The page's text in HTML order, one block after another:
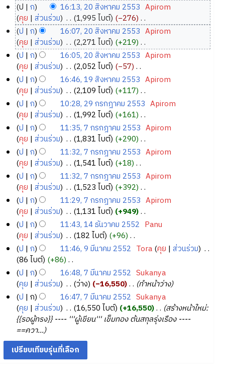
0
ง
า
ม
5
5
3
ป ก 16:13, 20 สิงหาคม 2553 Apirom
คุย ส่วนร่วม ‎ 1,995 ไบต์ −276 ‎
ไ
ม่
มี
ค
ว
า
ม
ย่
อ
ก
า
ร
แ
ก้
ไ
ข
ป ก 16:07, 20 สิงหาคม 2553 Apirom
คุย ส่วนร่วม ‎ 2,271 ไบต์ +219 ‎
ไ
ม่
มี
ค
ว
า
ม
ย่
อ
ก
า
ร
แ
ก้
ไ
ข
ป ก 16:05, 20 สิงหาคม 2553 Apirom
คุย ส่วนร่วม ‎ 2,052 ไบต์ −57 ‎
ไ
ม่
มี
ค
ว
า
ม
ย่
อ
ก
า
ร
แ
ก้
ไ
ข
9
ง
า
ม
5
5
3
ป ก 16:46, 19 สิงหาคม 2553 Apirom
คุย ส่วนร่วม ‎ 2,109 ไบต์ +117 ‎
ไ
ม่
มี
ค
ว
า
ม
ย่
อ
ก
า
ร
แ
ก้
ไ
ข
9
ร
ฎ
ค
2
5
5
3
ป ก 10:28, 29 กรกฎาคม 2553 Apirom
คุย ส่วนร่วม ‎ 1,992 ไบต์ +161 ‎
ไ
ม่
มี
ค
ว
า
ม
ย่
อ
ก
า
ร
แ
ก้
ไ
ข
ก
ก
า
ม
5
5
3
ป ก 11:35, 7 กรกฎาคม 2553 Apirom
คุย ส่วนร่วม ‎ 1,831 ไบต์ +290 ‎
ไ
ม่
มี
ค
ว
า
ม
ย่
อ
ก
า
ร
แ
ก้
ไ
ข
ป ก 11:32, 7 กรกฎาคม 2553 Apirom
คุย ส่วนร่วม ‎ 1,541 ไบต์ +18 ‎
ไ
ม่
มี
ค
ว
า
ม
ย่
อ
ก
า
ร
แ
ก้
ไ
ข
ป ก 11:32, 7 กรกฎาคม 2553 Apirom
คุย ส่วนร่วม ‎ 1,523 ไบต์ +392 ‎
ไ
ม่
มี
ค
ว
า
ม
ย่
อ
ก
า
ร
แ
ก้
ไ
ป ก 11:29, 7 กรกฎาคม 2553 Apirom
คุย ส่วนร่วม ‎ 1,131 ไบต์ +949 ‎
ไ
ม่
มี
ค
ว
า
ม
ย่
อ
ก
า
ร
แ
4
น
า
5
2
ป ก 11:43, 14 ธันวาคม 2552 Panu
คุย ส่วนร่วม ‎ 182 ไบต์ +96 ‎
ไ
ม่
มี
ค
ว
า
ม
ย่
อ
ก
า
มี
า
5
2
ป ก 11:46, 9 มีนาคม 2552 Tora คุย ส่วนร่วม ‎
86 ไบต์
+86 ‎
ไ
ม่
มี
ค
ว
า
ย่
อ
มี
ม
2
ป ก 16:48, 7 มีนาคม 2552 Sukanya
คุย ส่วนร่วม ‎ ว่าง −16,550 ‎
ทำหน้าว่าง
ป ก 16:47, 7 มีนาคม 2552 Sukanya
คุย ส่วนร่วม ‎ 16,550 ไบต์ +16,550 ‎
สร้างหน้าใหม่:
{{รอผู้ทรง}} ---- '''ผู้เขียน''' เข็มทอง ต้นสกุลรุ่งเรือง ----
==ควา...